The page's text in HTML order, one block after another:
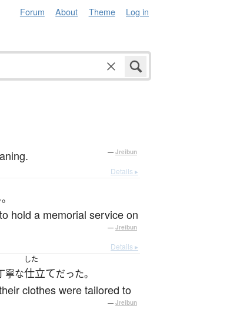
Forum About Theme Log in
— Jreibun
Details ▸
hold a memorial service on
— Jreibun
Details ▸
寧な
した
仕立てだった。
clothes were tailored to
— Jreibun